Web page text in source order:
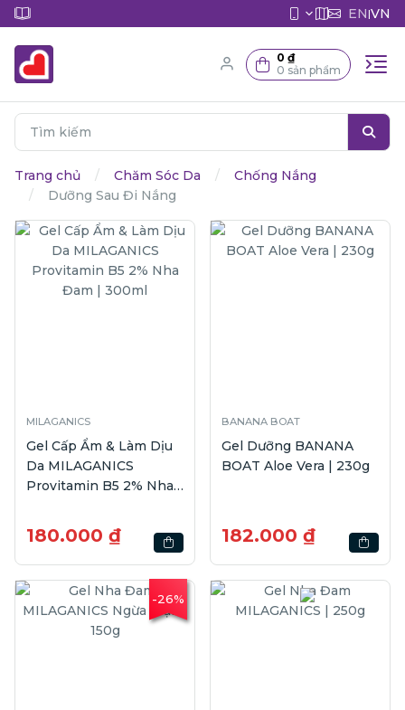
EN|VN
0 ₫
0 sản phẩm
Trang chủ Chăm Sóc Da
Chống Nắng
Dưỡng Sau Đi Nắng
MILAGANICS
Gel Cấp Ẩm & Làm Dịu
Da MILAGANICS
Provitamin B5 2% Nha
180.000 ₫
BANANA BOAT
Gel Dưỡng BANANA
BOAT Aloe Vera | 230g
182.000 ₫
-26%